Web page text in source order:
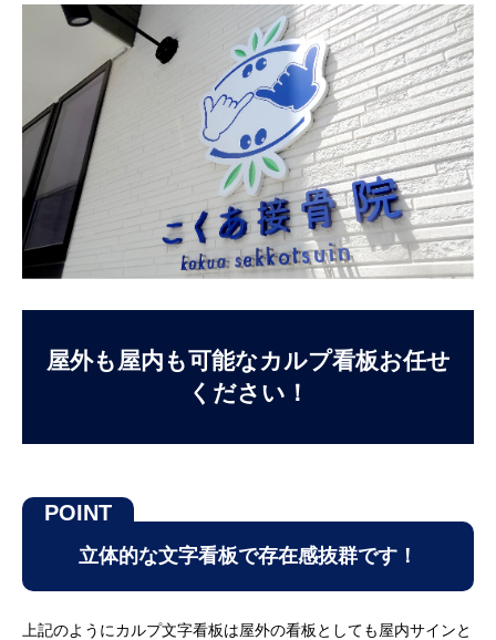
屋外も屋内も可能なカルプ看板お任せ
ください！
立体的な文字看板で存在感抜群です！
上記のようにカルプ文字看板は屋外の看板としても屋内サインと